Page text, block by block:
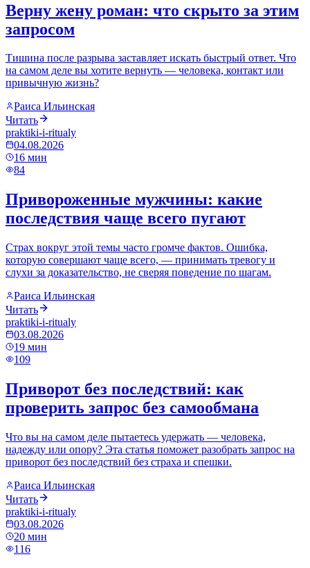
Верну жену роман: что скрыто за этим
запросом
Тишина после разрыва заставляет искать быстрый ответ. Что
на самом деле вы хотите вернуть — человека, контакт или
привычную жизнь?
Раиса Ильинская
Читать
praktiki-i-ritualy
04.08.2026
16 мин
84
Привороженные мужчины: какие
последствия чаще всего пугают
Страх вокруг этой темы часто громче фактов. Ошибка,
которую совершают чаще всего, — принимать тревогу и
слухи за доказательство, не сверяя поведение по шагам.
Раиса Ильинская
Читать
praktiki-i-ritualy
03.08.2026
19 мин
109
Приворот без последствий: как
проверить запрос без самообмана
Что вы на самом деле пытаетесь удержать — человека,
надежду или опору? Эта статья поможет разобрать запрос на
приворот без последствий без страха и спешки.
Раиса Ильинская
Читать
praktiki-i-ritualy
03.08.2026
20 мин
116